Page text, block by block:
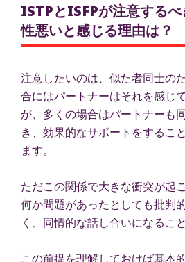
ISTPとISFPが注意する
性悪いと感じる理由は？
注意したいのは、似た者同士の
合にはパートナーはそれを感じ
が、多くの場合はパートナーも
き、効果的なサポートをするこ
ます。
ただこの関係で大きな衝突が起
何か問題があったとしても批判
く、同情的な話し合いになるこ
この前提を理解しておけば基本